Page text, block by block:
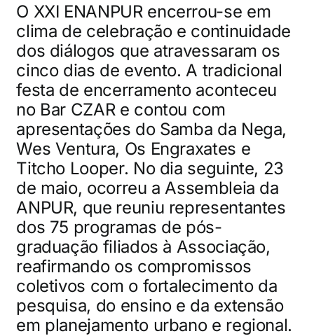
O XXI ENANPUR encerrou-se em
clima de celebração e continuidade
dos diálogos que atravessaram os
cinco dias de evento. A tradicional
festa de encerramento aconteceu
no Bar CZAR e contou com
apresentações do Samba da Nega,
Wes Ventura, Os Engraxates e
Titcho Looper. No dia seguinte, 23
de maio, ocorreu a Assembleia da
ANPUR, que reuniu representantes
dos 75 programas de pós-
graduação filiados à Associação,
reafirmando os compromissos
coletivos com o fortalecimento da
pesquisa, do ensino e da extensão
em planejamento urbano e regional.